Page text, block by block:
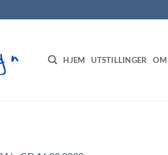
HJEM UTSTILLINGER OM